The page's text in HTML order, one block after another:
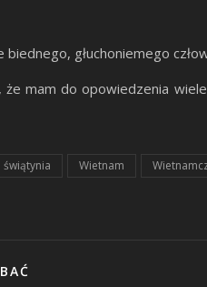
głuchoniemego
mam do opowiedzenia
świątynia Wietnam